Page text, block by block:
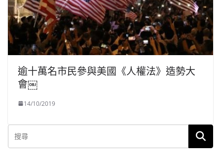
逾十萬名市民參與美國《人權法》造勢大
會￼
14/10/2019